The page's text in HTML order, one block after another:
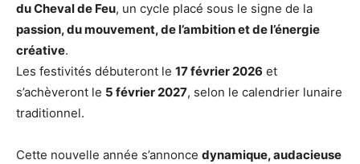
du Cheval de Feu, un cycle placé sous le signe de la
passion, du mouvement, de l’ambition et de l’énergie
créative.
Les festivités débuteront le 17 février 2026 et
s’achèveront le 5 février 2027, selon le calendrier lunaire
traditionnel.
Cette nouvelle année s’annonce dynamique, audacieuse